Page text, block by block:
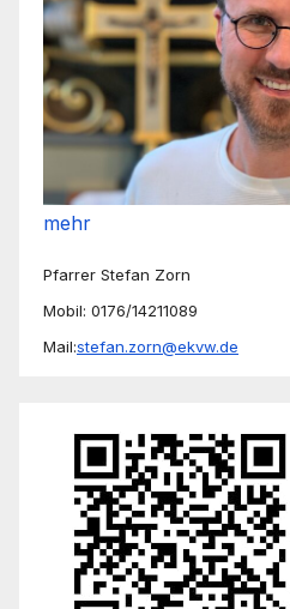
mehr
Pfarrer Stefan Zorn
Mobil: 0176/14211089
Mail:stefan.zorn@ekvw.de